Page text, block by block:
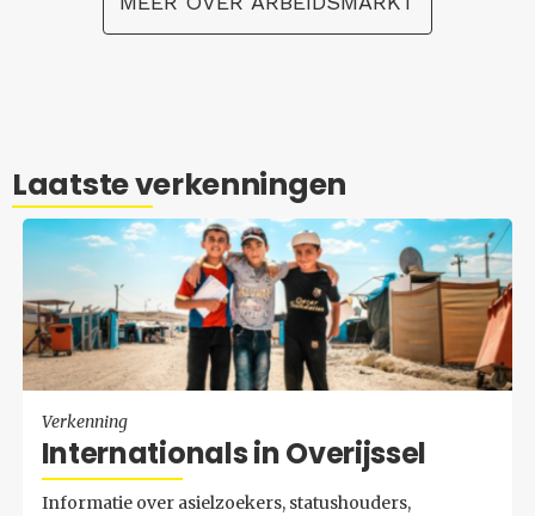
Laatste verkenningen
Verkenning
In­ter­na­ti­o­nals in Over­ijs­sel
Informatie over asielzoekers, statushouders,